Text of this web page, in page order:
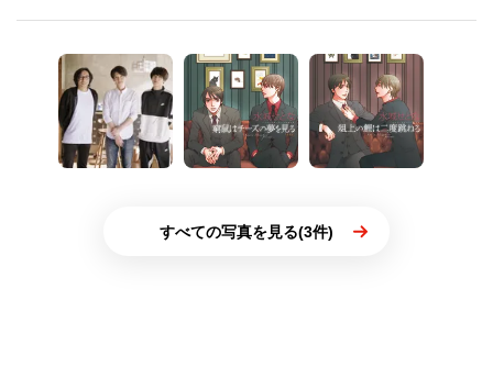
すべての写真を見る(3件)